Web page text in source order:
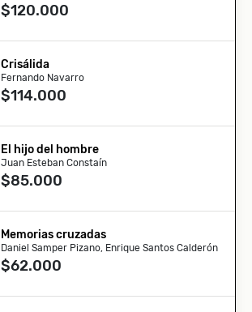
$120.000
Crisálida
Fernando Navarro
$114.000
El hijo del hombre
Juan Esteban Constaín
$85.000
Memorias cruzadas
Daniel Samper Pizano, Enrique Santos Calderón
$62.000